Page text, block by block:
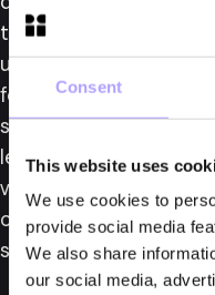
Consent
This website uses
We use cookies to
provide social media
We also share
our social media,
tjänster. Jag ser fram
utmaningarna kring
förändringar m.m.
styrelsen. Genom
ledarskap och
vi kommer fortsätta
och leverera
säger Fredrik Winroth,